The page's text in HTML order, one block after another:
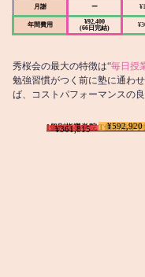
月謝 ー
年間費用
¥92,400
(66日完結)
秀桜会の最大の特徴は“毎日授
勉強習慣がつく前に塾に通わ
ば、コストパフォーマンスの
I個別指導学院
¥361,815 T個別指導学
¥592,920